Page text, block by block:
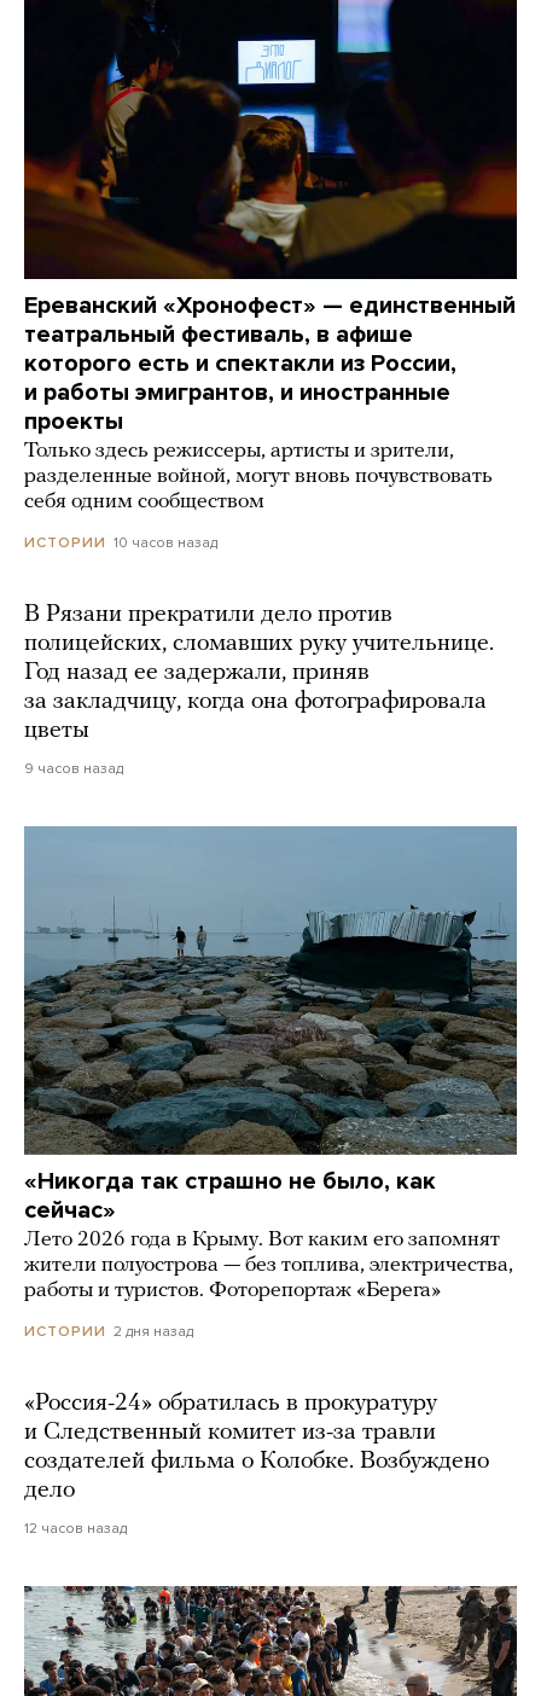
Ереванский «Хронофест» — единственный
театральный фестиваль, в афише
которого есть и спектакли из России,
и работы эмигрантов, и иностранные
проекты
Только здесь режиссеры, артисты и зрители,
разделенные войной, могут вновь почувствовать
себя одним сообществом
ИСТОРИИ 10 часов назад
В Рязани прекратили дело против
полицейских, сломавших руку учительнице.
Год назад ее задержали, приняв
за закладчицу, когда она фотографировала
цветы
9 часов назад
«Никогда так страшно не было, как
сейчас»
Лето 2026 года в Крыму. Вот каким его запомнят
жители полуострова — без топлива, электричества,
работы и туристов. Фоторепортаж «Берега»
ИСТОРИИ 2 дня назад
«Россия-24» обратилась в прокуратуру
и Следственный комитет из-за травли
создателей фильма о Колобке. Возбуждено
дело
12 часов назад